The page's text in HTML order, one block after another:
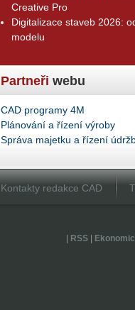
Creative Pro
Digitalizace staveb 2026:
modelu
Partneři webu
CAD programy 4M
Plánování a řízení výroby
Správa majetku a řízení
Kontakty redakce CAD
RSS|